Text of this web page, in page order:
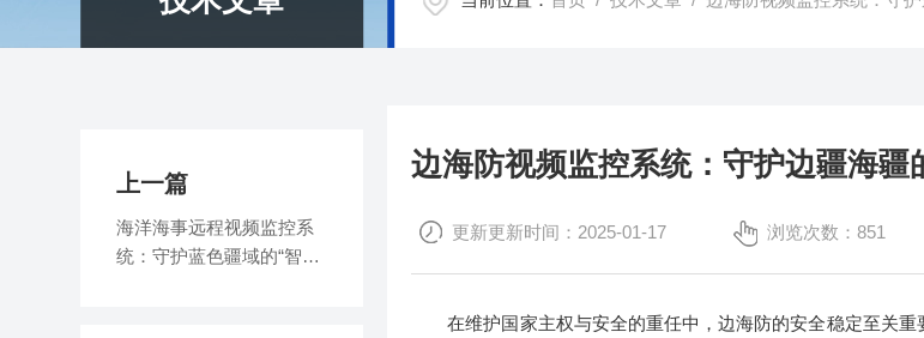
边海防视频监控系统：守护边疆海疆
更新更新时间：2025-01-17 浏览次数：851
在维护国家主权与安全的重任中，边海防的安全稳定至关重
上一篇
海洋海事远程视频监控系
统：守护蓝色疆域的“智慧